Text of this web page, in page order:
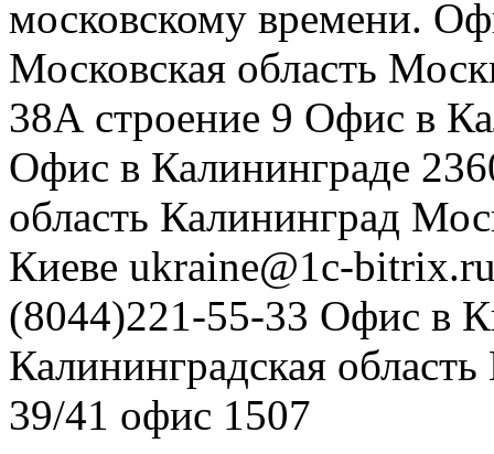
московскому времени.
Московская область
38А строение 9 Офис в
Офис в Калининграде
область Калининград
Киеве ukraine@1c-
(8044)221-55-33 Офис в
Калининградская область
39/41 офис 1507